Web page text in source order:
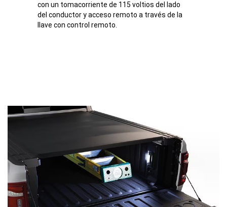
con un tomacorriente de 115 voltios del lado
del conductor y acceso remoto a través de la
llave con control remoto.